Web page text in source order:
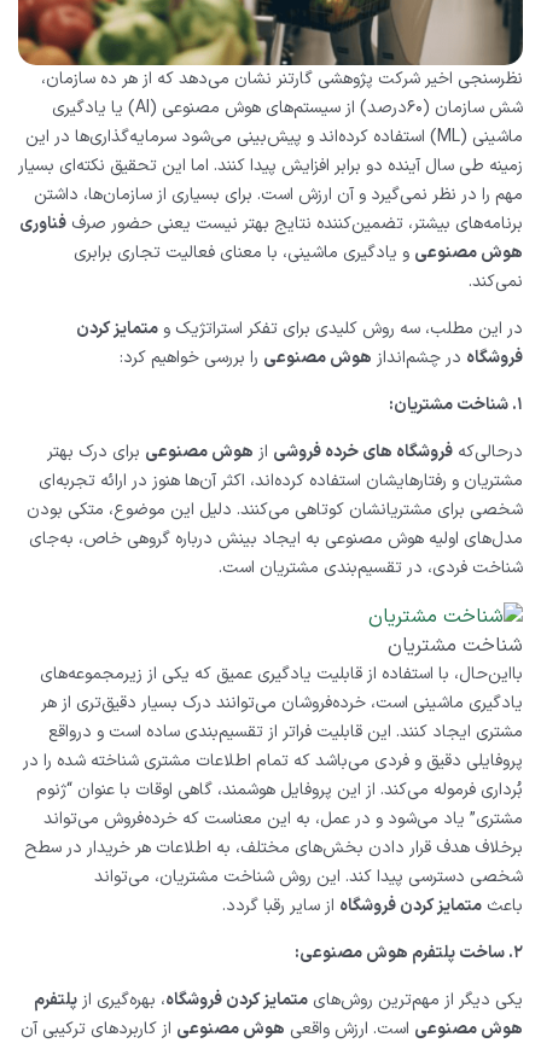
نظرسنجی اخیر شرکت پژوهشی گارتنر نشان می‌دهد که از هر ده سازمان،
شش سازمان (۶۰درصد) از سیستم‌های هوش مصنوعی (
AI) یا یادگیری
ماشینی (ML) استفاده کرده‌اند و پیش‌بینی می‌شود سرمایه‌گذاری‌ها در این
زمینه طی سال آینده دو برابر افزایش پیدا کنند. اما این تحقیق نکته‌ای بسیار
مهم را در نظر نمی‌گیرد و آن ارزش است. برای بسیاری از سازمان‌ها، داشتن
برنامه‌های بیشتر، تضمین‌کننده نتایج بهتر نیست یعنی حضور صرف فناوری
هوش مصنوعی و یادگیری ماشینی، با معنای فعالیت تجاری برابری
نمی‌کند.
در این مطلب، سه روش کلیدی برای تفکر استراتژیک و متمایز کردن
فروشگاه در چشم‌انداز هوش مصنوعی را بررسی خواهیم کرد:
۱. شناخت مشتریان:
درحالی‌که فروشگاه‌ های خرده‌ فروشی از هوش مصنوعی برای درک بهتر
مشتریان و رفتارهایشان استفاده کرده‌اند، اکثر آن‌ها هنوز در ارائه تجربه‌ای
شخصی برای مشتریانشان کوتاهی می‌کنند. دلیل این موضوع، متکی بودن
مدل‌های اولیه هوش مصنوعی به ایجاد بینش درباره گروهی خاص، به‌جای
شناخت فردی، در تقسیم‌بندی مشتریان است.
شناخت مشتریان
بااین‌حال، با استفاده از قابلیت یادگیری عمیق که یکی از زیرمجموعه‌های
یادگیری ماشینی است، خرده‌فروشان می‌توانند درک بسیار دقیق‌تری از هر
مشتری ایجاد کنند. این قابلیت فراتر از تقسیم‌بندی ساده است و درواقع
پروفایلی دقیق و فردی می‌باشد که تمام اطلاعات مشتری شناخته شده را در
بُرداری فرموله می‌کند. از این پروفایل هوشمند، گاهی اوقات با عنوان “ژنوم
مشتری” یاد می‌شود و در عمل، به این معناست که خرده‌فروش می‌تواند
برخلاف هدف قرار دادن بخش‌های مختلف، به اطلاعات هر خریدار در سطح
شخصی دسترسی پیدا کند. این روش شناخت مشتریان، می‌تواند
باعث متمایز کردن فروشگاه از سایر رقبا گردد.
۲. ساخت پلتفرم هوش مصنوعی:
یکی دیگر از مهم‌ترین روش‌های متمایز کردن فروشگاه، بهره‌گیری از پلتفرم
هوش مصنوعی است. ارزش واقعی هوش مصنوعی از کاربردهای ترکیبی آن